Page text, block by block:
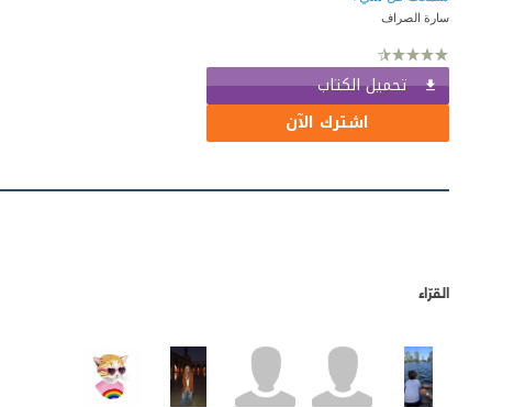
سارة الصراف
تحميل الكتاب
اشترك الآن
القرّاء